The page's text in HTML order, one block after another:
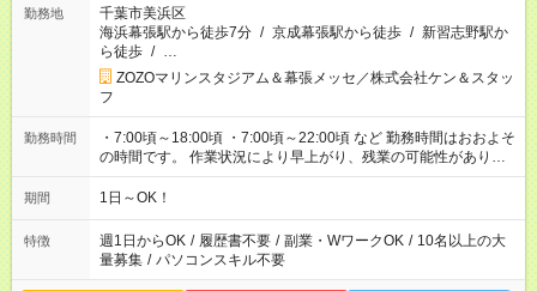
勤務地
千葉市美浜区
海浜幕張駅から徒歩7分 / 京成幕張駅から徒歩 / 新習志野駅か
ら徒歩 / …
ZOZOマリンスタジアム＆幕張メッセ／株式会社ケン＆スタッ
フ
勤務時間
・7:00頃～18:00頃 ・7:00頃～22:00頃 など 勤務時間はおおよそ
の時間です。 作業状況により早上がり、残業の可能性がありま
す。
期間 1日～OK！
特徴 週1日からOK / 履歴書不要 / 副業・WワークOK / 10名以上の大
量募集 / パソコンスキル不要